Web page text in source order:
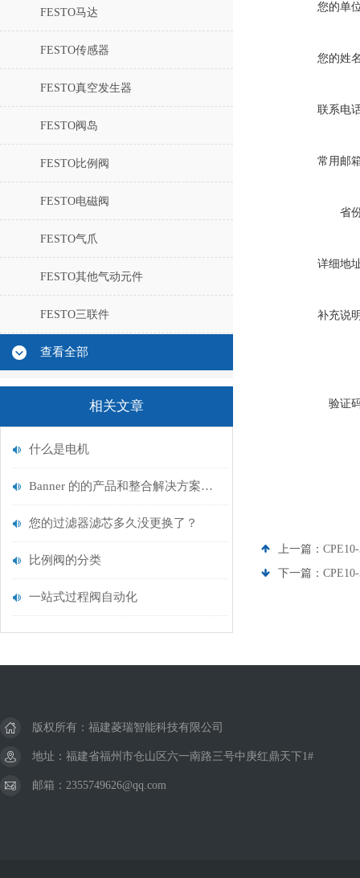
FESTO马达
FESTO传感器
FESTO真空发生器
FESTO阀岛
FESTO比例阀
FESTO电磁阀
FESTO气爪
FESTO其他气动元件
FESTO三联件
查看全部
相关文章
什么是电机
Banner 的的产品和整合解决方案帮助您遵守严密的规范
您的过滤器滤芯多久没更换了？
比例阀的分类
一站式过程阀自动化
您的单
您的姓
联系电
常用邮
省
详细地
补充说
验证
上一篇：
下一篇：
版权所有：福建菱瑞智能科技有限公司
地址：福建省福州市仓山区六一南路三号中庚红鼎天下1#
邮箱：2355749626@qq.com